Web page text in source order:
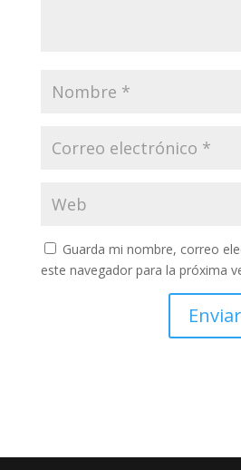
Guarda mi nombre, correo
este navegador para la próxima